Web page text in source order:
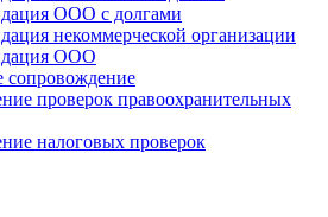
ООО с долгами
некоммерческой организации
ООО
сопровождение
проверок правоохранительных
налоговых проверок